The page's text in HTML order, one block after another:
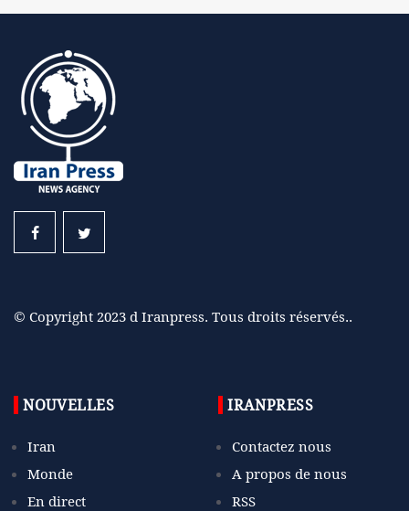
© Copyright 2023 d Iranpress. Tous droits réservés..
NOUVELLES
Iran
Monde
En direct
IRANPRESS
Contactez nous
A propos de nous
RSS